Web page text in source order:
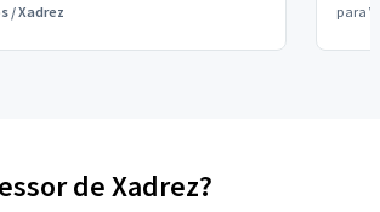
/Xadrez para
de Xadrez?